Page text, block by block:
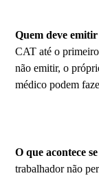
Quem deve
CAT até o
não emitir, o
médico podem
O que acontece
trabalhador não